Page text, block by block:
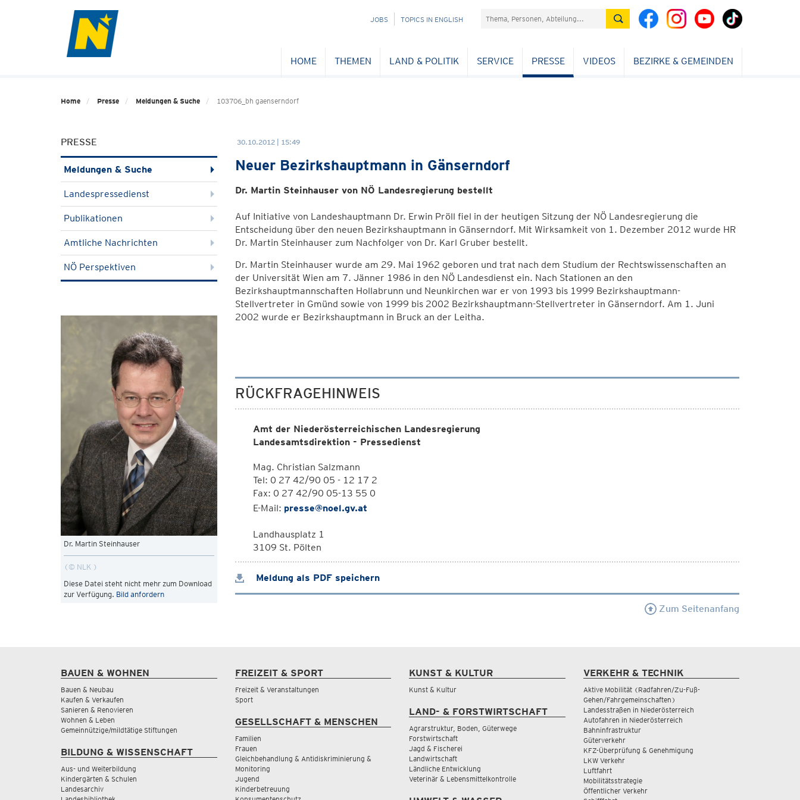
NAVIGATION
JOBS TOPICS IN ENGLISH Suchefeld
HOME THEMEN LAND & POLITIK SERVICE PRESSE VIDEOS BEZIRKE & GEMEINDEN
Home Presse Meldungen & Suche 103706_bh gaenserndorf
PRESSE
Meldungen & Suche
Landespressedienst
Publikationen
Amtliche Nachrichten
NÖ Perspektiven
Dr. Martin Steinhauser
© NLK
Diese Datei steht nicht mehr zum Download
zur Verfügung. Bild anfordern
30.10.2012 | 15:49
Neuer Bezirkshauptmann in Gänserndorf
Dr. Martin Steinhauser von NÖ Landesregierung bestellt
Auf Initiative von Landeshauptmann Dr. Erwin Pröll fiel in der heutigen Sitzung der NÖ Landesregierung die
Entscheidung über den neuen Bezirkshauptmann in Gänserndorf. Mit Wirksamkeit von 1. Dezember 2012 wurde HR
Dr. Martin Steinhauser zum Nachfolger von Dr. Karl Gruber bestellt.
Dr. Martin Steinhauser wurde am 29. Mai 1962 geboren und trat nach dem Studium der Rechtswissenschaften an
der Universität Wien am 7. Jänner 1986 in den NÖ Landesdienst ein. Nach Stationen an den
Bezirkshauptmannschaften Hollabrunn und Neunkirchen war er von 1993 bis 1999 Bezirkshauptmann-
Stellvertreter in Gmünd sowie von 1999 bis 2002 Bezirkshauptmann-Stellvertreter in Gänserndorf. Am 1. Juni
2002 wurde er Bezirkshauptmann in Bruck an der Leitha.
RÜCKFRAGEHINWEIS
Amt der Niederösterreichischen Landesregierung
Landesamtsdirektion - Pressedienst
Mag. Christian Salzmann
Tel: 0 27 42/90 05 - 12 17 2
Fax: 0 27 42/90 05-13 55 0
E-Mail: presse@noel.gv.at
Landhausplatz 1
3109 St. Pölten
Meldung als PDF speichern
Zum Seitenanfang
BAUEN & WOHNEN
Bauen & Neubau
Kaufen & Verkaufen
Sanieren & Renovieren
Wohnen & Leben
Gemeinnützige/mildtätige Stiftungen
BILDUNG & WISSENSCHAFT
Aus- und Weiterbildung
Kindergärten & Schulen
Landesarchiv
FREIZEIT & SPORT
Freizeit & Veranstaltungen
Sport
GESELLSCHAFT & MENSCHEN
Familien
Frauen
Gleichbehandlung & Antidiskriminierung &
Monitoring
Jugend
Kinderbetreuung
KUNST & KULTUR
Kunst & Kultur
LAND- & FORSTWIRTSCHAFT
Agrarstruktur, Boden, Güterwege
Forstwirtschaft
Jagd & Fischerei
Landwirtschaft
Ländliche Entwicklung
Veterinär & Lebensmittelkontrolle
VERKEHR & TECHNIK
Aktive Mobilität (Radfahren/Zu-Fuß-
Gehen/Fahrgemeinschaften)
Landesstraßen in Niederösterreich
Autofahren in Niederösterreich
Bahninfrastruktur
Güterverkehr
KFZ-Überprüfung & Genehmigung
LKW Verkehr
Luftfahrt
Mobilitätsstrategie
Öffentlicher Verkehr